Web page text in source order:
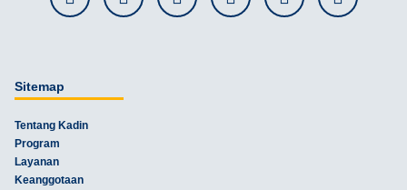
Sitemap
Tentang Kadin
Program
Layanan
Keanggotaan